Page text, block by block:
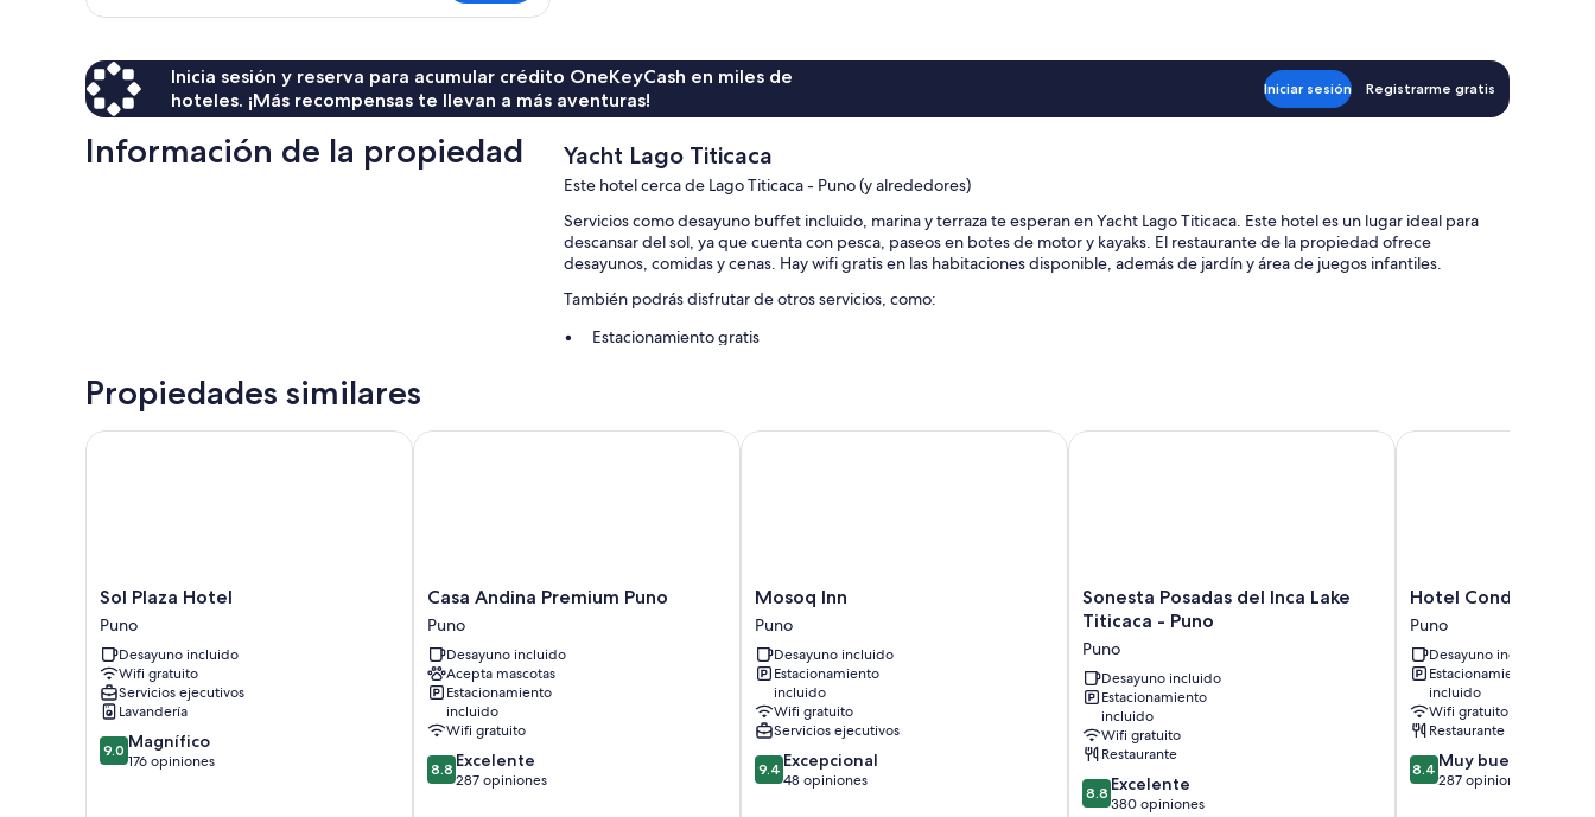
cuádruple
Inicia sesión y reserva para acumular crédito OneKeyCash en miles de
hoteles. ¡Más recompensas te llevan a más aventuras!
Iniciar sesión Registrarme gratis
Información de la propiedad Yacht Lago Titicaca
Este hotel cerca de Lago Titicaca - Puno (y alrededores)
Servicios como desayuno buffet incluido, marina y terraza te esperan en Yacht Lago Titicaca. Este hotel es un lugar ideal para
descansar del sol, ya que cuenta con pesca, paseos en botes de motor y kayaks. El restaurante de la propiedad ofrece
desayunos, comidas y cenas. Hay wifi gratis en las habitaciones disponible, además de jardín y área de juegos infantiles.
También podrás disfrutar de otros servicios, como:
Estacionamiento gratis
Características de la habitación
Reproductores de DVD, servicio de limpieza diario y escritorios
Propiedades similares
Sol
Plaza
Hotel
Puno
Sol Plaza Hotel
Puno
Desayuno incluido
Wifi gratuito
Servicios ejecutivos
Lavandería
9.0
de
9.0 Magnífico
176 opiniones
Sol Plaza Hotel
Casa
Andina
Premium
Puno
Puno
Casa Andina Premium Puno
Puno
Desayuno incluido
Acepta mascotas
Estacionamiento
incluido
Wifi gratuito
8.8
de
8.8 Excelente
287 opiniones
Casa Andina Premium Puno
Mosoq
Inn
Puno
Mosoq Inn
Puno
Desayuno incluido
Estacionamiento
incluido
Wifi gratuito
Servicios ejecutivos
9.4
de
9.4 Excepcional
48 opiniones
Mosoq Inn
Sonesta
Posadas
Inca
Lake
Titicaca
Puno
Puno
Sonesta Posadas del Inca Lake
Titicaca - Puno
Puno
Desayuno incluido
Estacionamiento
incluido
Wifi gratuito
Restaurante
8.8
de
8.8 Excelente
380 opiniones
Sonesta Posadas del Inca Lake Titicaca - Puno
Hotel
Conde
de
Lemos
Puno
Hotel Conde de
Puno
Desayuno incluido
Estacionamiento
incluido
Wifi gratuito
Restaurante
8.4
de
8.4 Muy bueno
287 opiniones
Hotel Conde de Lemos